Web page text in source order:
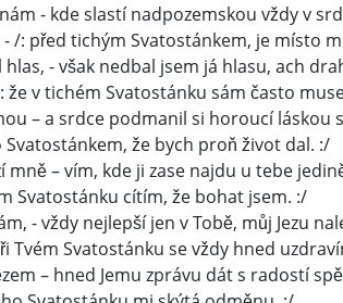
- kde slastí nadpozemskou vždy v
/: před tichým Svatostánkem, je místo
- však nedbal jsem já hlasu, ach
že v tichém Svatostánku sám často
– a srdce podmanil si horoucí láskou
že bych proň život dal. :/
– vím, kde ji zase najdu u tebe
Svatostánku cítím, že bohat jsem. :/
- vždy nejlepší jen v Tobě, můj Jezu
Svatostánku se vždy hned
– hned Jemu zprávu dát s radostí